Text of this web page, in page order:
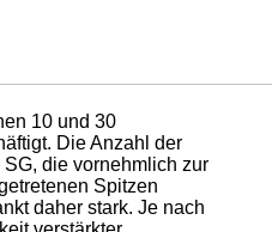
10 und 30
Die Anzahl der
die vornehmlich zur
Spitzen
daher stark. Je nach